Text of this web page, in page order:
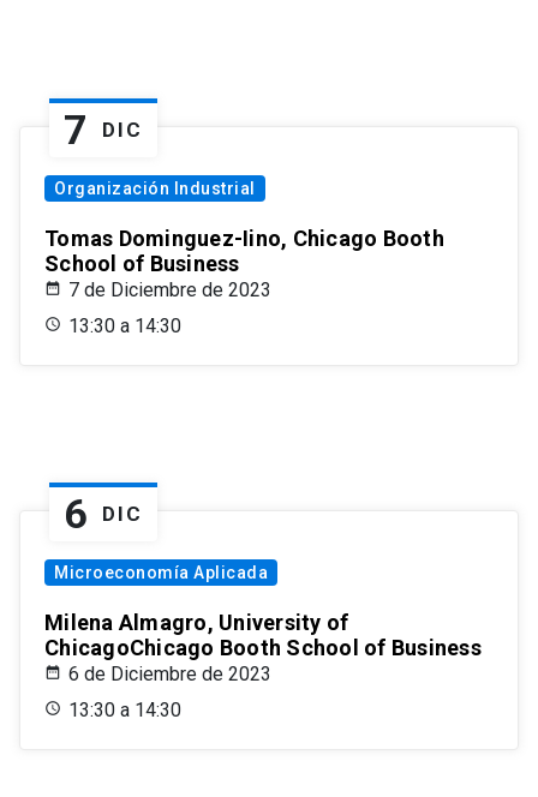
7 DIC
Organización Industrial
Tomas Dominguez-Iino, Chicago Booth
School of Business
7 de Diciembre de 2023
13:30 a 14:30
6 DIC
Microeconomía Aplicada
Milena Almagro, University of
ChicagoChicago Booth School of Business
6 de Diciembre de 2023
13:30 a 14:30